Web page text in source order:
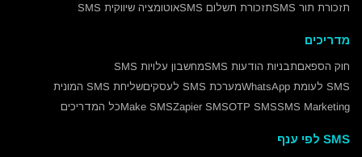
תזכורת תור SMS
תזכורת תשלום SMS אוטומציה שיווקית SMS
מדריכים
חוק הספאםתבניות הודעות SMS
מחשבון עלויות SMS
SMS לעומת WhatsApp
מערכת SMS לעסקים
שליחת SMS המונית
SMS Marketing
OTP SMS
Zapier SMS
Make SMSכל המדריכים
SMS לפי ענף